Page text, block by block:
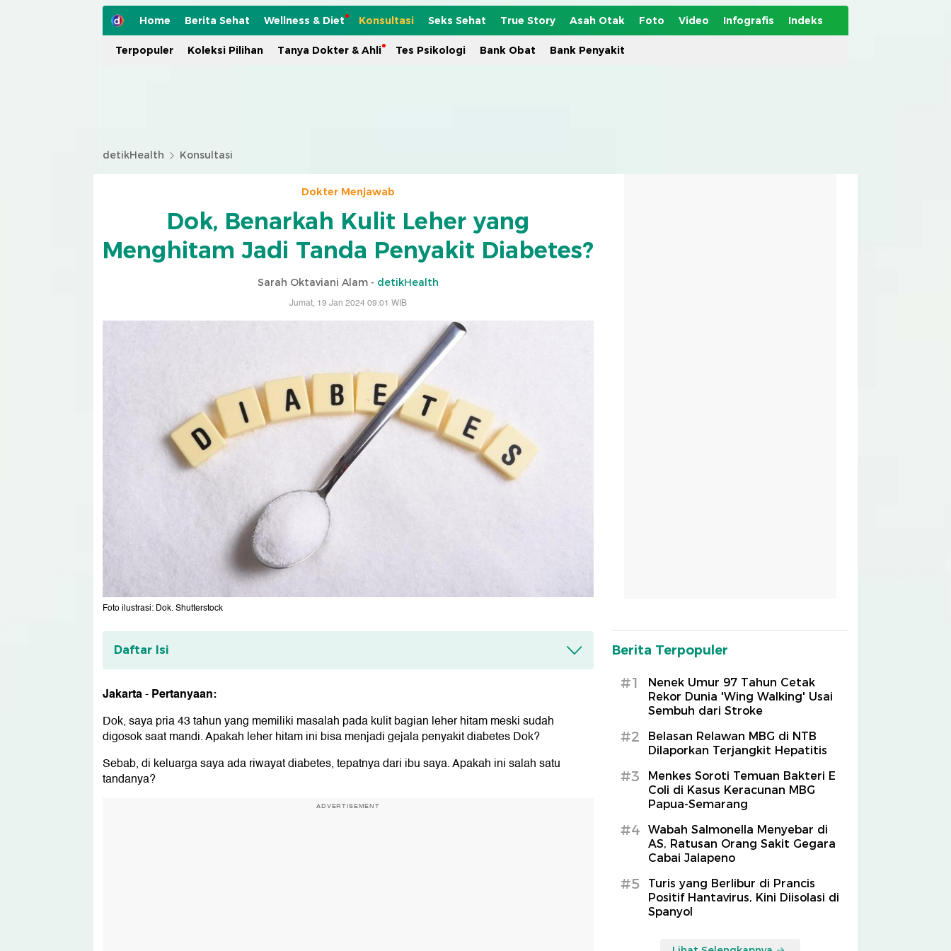
Home Berita Sehat Wellness & Diet Konsultasi Seks Sehat True Story Asah Otak Foto Video Infografis Indeks
Terpopuler Koleksi Pilihan Tanya Dokter & Ahli Tes Psikologi Bank Obat Bank Penyakit
detikHealth Konsultasi
Dokter Menjawab
Dok, Benarkah Kulit Leher yang
Menghitam Jadi Tanda Penyakit Diabetes?
Sarah Oktaviani Alam - detikHealth
Jumat, 19 Jan 2024 09:01 WIB
Foto ilustrasi: Dok. Shutterstock
Daftar Isi
Apa itu Prediabetes?
Adapun gejala prediabetes:
Pencegahan Prediabetes:
Jakarta-Pertanyaan:
Dok, saya pria 43 tahun yang memiliki masalah pada kulit bagian leher hitam meski sudah
digosok saat mandi. Apakah leher hitam ini bisa menjadi gejala penyakit diabetes Dok?
Sebab, di keluarga saya ada riwayat diabetes, tepatnya dari ibu saya. Apakah ini salah satu
tandanya?
ADVERTISEMENT
Berita Terpopuler
#1
Nenek Umur 97 Tahun Cetak
Rekor Dunia 'Wing Walking' Usai
Sembuh dari Stroke
#2
Belasan Relawan MBG di NTB
Dilaporkan Terjangkit Hepatitis
#3
Menkes Soroti Temuan Bakteri E
Coli di Kasus Keracunan MBG
Papua-Semarang
#4
Wabah Salmonella Menyebar di
AS, Ratusan Orang Sakit Gegara
Cabai Jalapeno
#5
Turis yang Berlibur di Prancis
Positif Hantavirus, Kini Diisolasi di
Spanyol